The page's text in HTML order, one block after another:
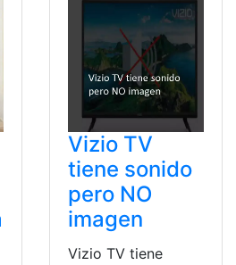
Vizio TV
tiene sonido
pero NO
imagen
Vizio TV tiene